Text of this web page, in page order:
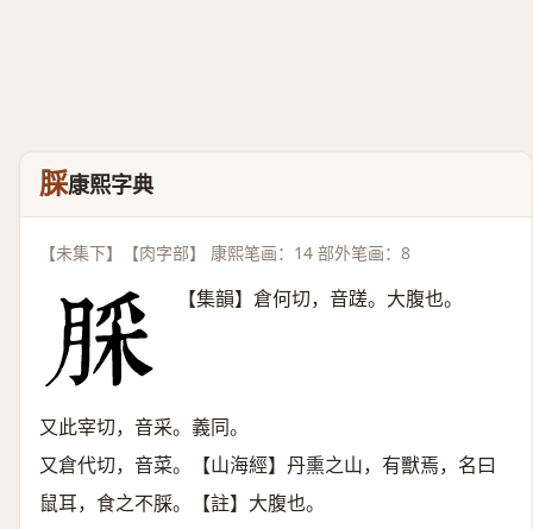
䐆康熙字典
【未集下】【肉字部】 康熙笔画：14 部外笔画：8
【集韻】倉何切，音蹉。大腹也。
又此宰切，音采。義同。
又倉代切，音菜。【山海經】丹熏之山，有獸焉，名曰
鼠耳，食之不䐆。【註】大腹也。